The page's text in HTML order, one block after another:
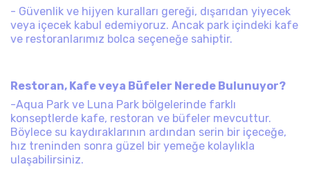
- Güvenlik ve hijyen kuralları gereği, dışarıdan yiyecek
veya içecek kabul edemiyoruz. Ancak park içindeki kafe
ve restoranlarımız bolca seçeneğe sahiptir.
Restoran, Kafe veya Büfeler Nerede Bulunuyor?
-Aqua Park ve Luna Park bölgelerinde farklı
konseptlerde kafe, restoran ve büfeler mevcuttur.
Böylece su kaydıraklarının ardından serin bir içeceğe,
hız treninden sonra güzel bir yemeğe kolaylıkla
ulaşabilirsiniz.